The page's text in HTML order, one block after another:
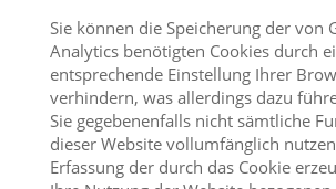
Sie können die Speicherung der von
Analytics benötigten Cookies durch
entsprechende Einstellung Ihrer
verhindern, was allerdings dazu
Sie gegebenenfalls nicht sämtliche
dieser Website vollumfänglich
Erfassung der durch das Cookie